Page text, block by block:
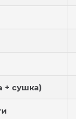
+ сушка)